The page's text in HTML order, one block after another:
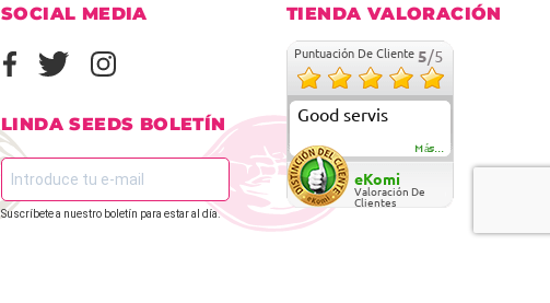
SOCIAL MEDIA
LINDA SEEDS BOLETÍN
Suscríbete a nuestro boletín para estar al día.
TIENDA VALORACIÓN
Puntuación De Cliente 5/5
Good servis
Más...
eKomi
Valoración De
Clientes